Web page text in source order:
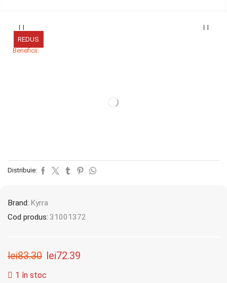
REDUS
Beneficii:
Distribuie:
Brand: Kyrra
Cod produs: 31001372
lei83.30 lei72.39
1 în stoc